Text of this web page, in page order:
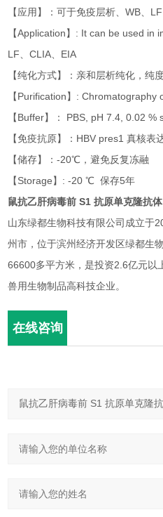
【应用】：可于免疫层析、WB、
【Application】: It can be used in
LF、CLIA、EIA
【纯化方式】：亲和层析纯化，纯
【Purification】:
【Buffer】： PBS, pH 7.4, 0.02
【免疫抗原】：HBV pres1 真核表
【储存】：-20℃，避免反复冻融
【Storage】: -20 ℃ 保存5年
鼠抗乙肝病毒前 S1 抗原单克隆抗体
山东绿都生物科技有限公司成立于
州市，位于滨州经济开发区绿都生
66600多平方米，是投资2.6亿元以
兽用生物制品高科技企业。
在线咨询